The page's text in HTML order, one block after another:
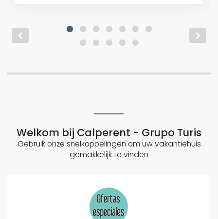
Welkom bij Calperent - Grupo Turis
Gebruik onze snelkoppelingen om uw vakantiehuis
gemakkelijk te vinden